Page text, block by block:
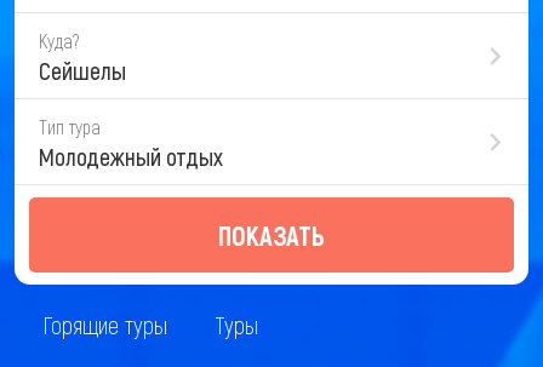
Куда?
Сейшелы
Тип тура
Молодежный отдых
ПОКАЗАТЬ
Горящие туры Туры